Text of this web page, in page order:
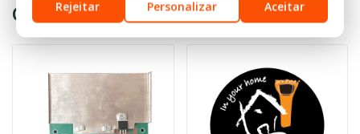
CATEGORIA:
Rejeitar
Personalizar Aceitar